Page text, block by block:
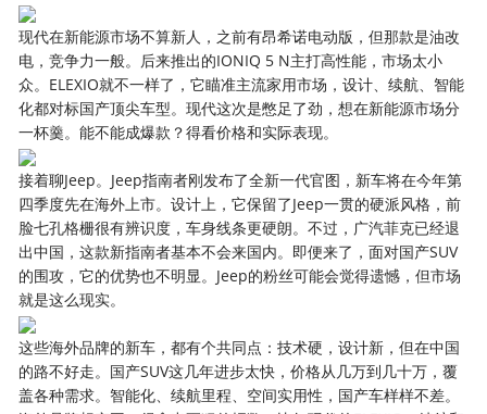
现代在新能源市场不算新人，之前有昂希诺电动版，但那款是油改
电，竞争力一般。后来推出的IONIQ 5 N主打高性能，市场太小
众。ELEXIO就不一样了，它瞄准主流家用市场，设计、续航、智能
化都对标国产顶尖车型。现代这次是憋足了劲，想在新能源市场分
一杯羹。能不能成爆款？得看价格和实际表现。
接着聊Jeep。Jeep指南者刚发布了全新一代官图，新车将在今年第
四季度先在海外上市。设计上，它保留了Jeep一贯的硬派风格，前
脸七孔格栅很有辨识度，车身线条更硬朗。不过，广汽菲克已经退
出中国，这款新指南者基本不会来国内。即便来了，面对国产SUV
的围攻，它的优势也不明显。Jeep的粉丝可能会觉得遗憾，但市场
就是这么现实。
这些海外品牌的新车，都有个共同点：技术硬，设计新，但在中国
的路不好走。国产SUV这几年进步太快，价格从几万到几十万，覆
盖各种需求。智能化、续航里程、空间实用性，国产车样样不差。